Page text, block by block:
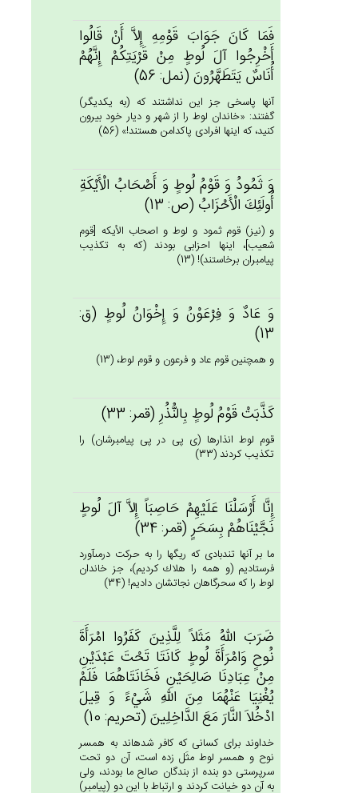
فَمَا كَان‌َ جَوَاب‌َ قَوْمِه‌ِ إِلاَّ أَنْ قَالُوا
أَخْرِجُوا آل‌َ لُوط‌ٍ مِنْ‌ قَرْيَتِكُم‌ْ إِنَّهُم‌ْ
أُنَاس‌ٌ يَتَطَهَّرُون‌َ (نمل: 56)
آنها پاسخى جز اين نداشتند كه (به يكديگر)
گفتند: «خاندان لوط را از شهر و ديار خود بيرون
كنيد، كه اينها افرادى پاكدامن هستند!» (56)
وَ ثَمُودُ وَ قَوْم‌ُ لُوط‌ٍ وَ أَصْحَاب‌ُ الْأَيْكَة‌ِ
أُولَئِك‌َ الْأَحْزَاب‌ُ (ص: 13)
و (نيز) قوم ثمود و لوط و اصحاب الأيكه [قوم
شعيب‏]، اينها احزابى بودند (كه به تكذيب
پيامبران برخاستند)! (13)
وَ عَادٌ وَ فِرْعَوْن‌ُ وَ إِخْوَانُ لُوط‌ٍ (ق:
13)
و همچنين قوم عاد و فرعون و قوم لوط، (13)
كَذَّبَت‌ْ قَوْم‌ُ لُوط‌ٍ بِالنُّذُرِ (قمر: 33)
قوم لوط انذارها (ى پى در پى پيامبرشان) را
تكذيب كردند (33)
إِنَّا أَرْسَلْنَا عَلَيْهِم‌ْ حَاصِبَاً إِلاَّ آل‌َ لُوط‌ٍ
نَجَّيْنَاهُمْ‌ بِسَحَرٍ (قمر: 34)
ما بر آنها تندبادى كه ريگها را به حركت درمى‏آورد
فرستاديم (و همه را هلاك كرديم)، جز خاندان
لوط را كه سحرگاهان نجاتشان داديم! (34)
ضَرَب‌َ الله‌ُ مَثَلاً لِلَّذِين‌َ كَفَرُوا امْرَأَة‌َ
نُوح‌ٍ وَامْرَأَة‌َ لُوط‌ٍ كَانَتَا تَحْت‌َ عَبْدَيْن‌ِ
مِن‌ْ عِبَادِنَا صَالِحَيْن‌ِ فَخَانَتَاهُمَا فَلَم‌ْ
يُغْنِيَا عَنْهُمَا مِن‌َ الله‌ِ شَيْءً وَ قِيل‌َ
ادْخُلاَ النَّارَ مَع‌َ الدَّاخِلِين‌َ (تحريم: 10)
خداوند براى كسانى كه كافر شده‏اند به همسر
نوح و همسر لوط مثَل زده است، آن دو تحت
سرپرستى دو بنده از بندگان صالح ما بودند، ولى
به آن دو خيانت كردند و ارتباط با اين دو (پيامبر)